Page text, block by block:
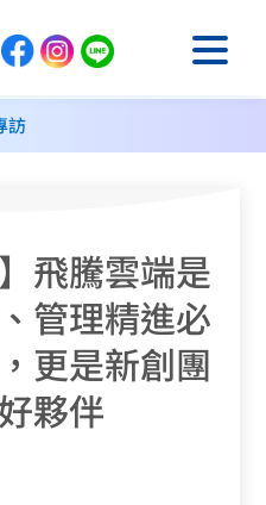
訪
飛騰雲端是
管理精進必
更是新創團
夥伴